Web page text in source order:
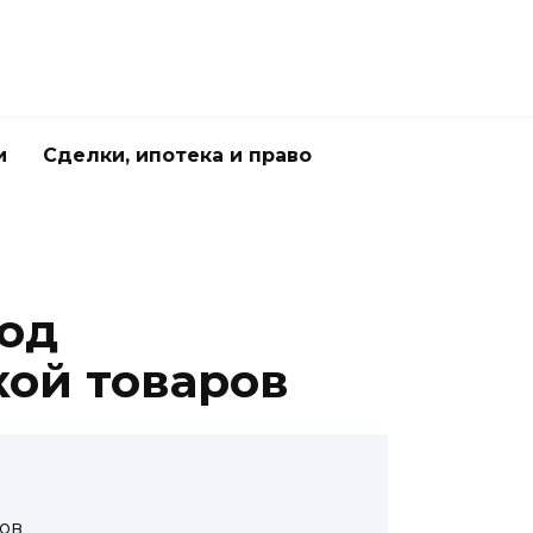
Сделки, ипотека и право
товаров